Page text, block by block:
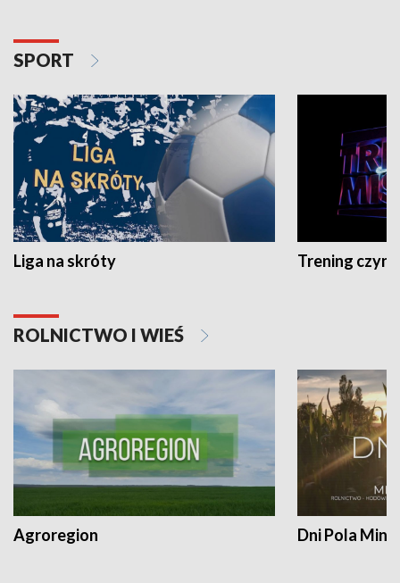
SPORT
Liga na skróty Trening czyni
ROLNICTWO I WIEŚ
Agroregion Dni Pola